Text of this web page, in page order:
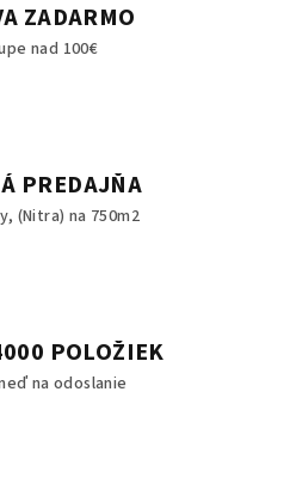
ZADARMO
nad 100€
PREDAJŇA
(Nitra) na 750m2
POLOŽIEK
na odoslanie